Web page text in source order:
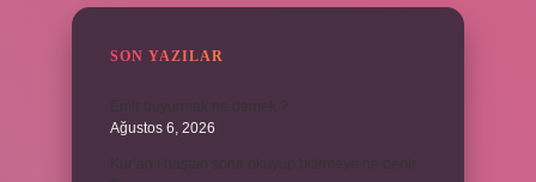
SON YAZILAR
Ağustos 6, 2026
Kur’an’ı baştan sona okuyup bitirmeye ne denir